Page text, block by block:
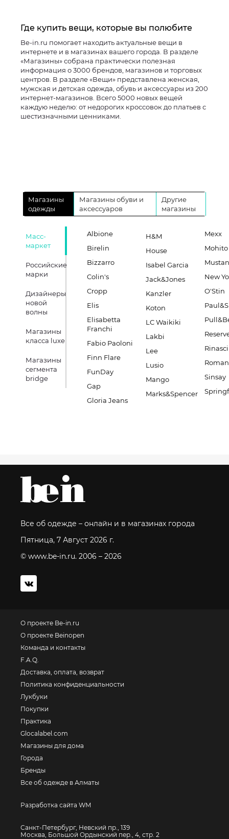
Где купить вещи, которые вы полюбите
Be-in.ru помогает находить актуальные вещи в
интернете и в магазинах вашего города. В разделе
«Магазины» собрана практически полезная
информация о 3000 брендов, магазинов и торговых
центров. В разделе «Вещи» представлена женская,
мужская и детская одежда, обувь и аксессуары из 200
интернет-магазинов. Всего 5000 новых вещей
каждую неделю: от недорогих кроссовок до платьев с
шестизначными ценниками.
Магазины
одежды
Магазины обуви и
аксессуаров
Другие
магазины
Масс-
маркет
Российские
марки
Дизайнеры
новой
волны
Магазины
класса luxe
Магазины
сегмента
bridge
Albione
Birelin
Bizzarro
Colin's
Cropp
Elis
Elisabetta
Franchi
Fabio Paoloni
Finn Flare
FunDay
Gap
Gloria Jeans
H&M
House
Isabel Garcia
Jack&Jones
Kanzler
Koton
LC Waikiki
Lakbi
Lee
Lusio
Mango
Marks&Spencer
Mexx
Mohito
New
O'Stin
Sinsay
Все об одежде – онлайн и в магазинах города
Пятница, 7 Август 2026 г.
© www.be-in.ru. 2006 – 2026
О проекте Be-in.ru
О проекте Beinopen
Команда и контакты
F.A.Q.
Доставка, оплата, возврат
Политика конфиденциальности
Лукбуки
Покупки
Практика
Glocalabel.com
Магазины для дома
Города
Бренды
Все об одежде в Алматы
Разработка сайта WM
Санкт-Петербург, Невский пр., 139
Москва, Большой Ордынский пер., 4, стр. 2